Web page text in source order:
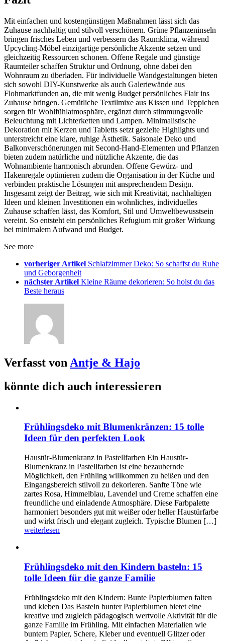
Mit einfachen und kostengünstigen Maßnahmen lässt sich das
Zuhause nachhaltig und stilvoll verschönern. Grüne Pflanzeninseln
bringen frisches Leben und verbessern das Raumklima, während
Upcycling-Möbel einzigartige persönliche Akzente setzen und
gleichzeitig Ressourcen schonen. Offene Regale und günstige
Raumteiler schaffen Struktur und Ordnung, ohne dabei den
Wohnraum zu überladen. Für individuelle Wandgestaltungen bieten
sich sowohl DIY-Kunstwerke als auch Galeriewände aus
Flohmarktfunden an, die mit wenig Budget persönliches Flair ins
Zuhause bringen. Gemütliche Textilmixe aus Kissen und Teppichen
sorgen für Wohlfühlatmosphäre, ergänzt durch stimmungsvolle
Beleuchtung mit Lichterketten und Lampen. Minimalistische
Dekoration mit Kerzen und Tabletts setzt gezielte Highlights und
unterstreicht eine klare, ruhige Ästhetik. Saisonale Deko und
Balkonverschönerungen mit Second-Hand-Elementen und Pflanzen
bieten zudem natürliche und nützliche Akzente, die das
Wohnambiente harmonisch abrunden. Offene Gewürz- und
Hakenregale optimieren zudem die Organisation in der Küche und
verbinden praktische Lösungen mit ansprechendem Design.
Insgesamt zeigt der Beitrag, wie sich mit Kreativität, nachhaltigen
Ideen und kleinen Investitionen ein wohnliches, individuelles
Zuhause schaffen lässt, das Komfort, Stil und Umweltbewusstsein
vereint. So entsteht ein persönliches Refugium mit großer Wirkung
bei minimalem Aufwand und Budget.
See more
vorheriger Artikel Schlafzimmer Deko: So schaffst du Ruhe
und Geborgenheit
nächster Artikel Kleine Räume dekorieren: So holst du das
Beste heraus
Verfasst von Antje & Hajo
könnte dich auch interessieren
Frühlingsdeko mit Blumenkränzen: 15 tolle
Ideen für den perfekten Look
Haustür-Blumenkranz in Pastellfarben Ein Haustür-
Blumenkranz in Pastellfarben ist eine bezaubernde
Möglichkeit, den Frühling willkommen zu heißen und den
Eingangsbereich stilvoll zu dekorieren. Sanfte Töne wie
zartes Rosa, Himmelblau, Lavendel und Creme schaffen eine
freundliche und einladende Atmosphäre. Diese Farbpalette
harmoniert besonders gut mit weißer oder heller Haustürfarbe
und wirkt frisch und elegant zugleich. Typische Blumen […]
weiterlesen
Frühlingsdeko mit den Kindern basteln: 15
tolle Ideen für die ganze Familie
Frühlingsdeko mit den Kindern: Bunte Papierblumen falten
und kleben Das Basteln bunter Papierblumen bietet eine
kreative und zugleich pädagogisch wertvolle Aktivität für die
ganze Familie im Frühling. Mit einfachen Materialien wie
buntem Papier, Schere, Kleber und eventuell Glitzer oder